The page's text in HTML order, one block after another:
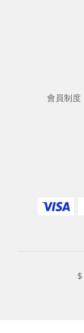
會員制度
$